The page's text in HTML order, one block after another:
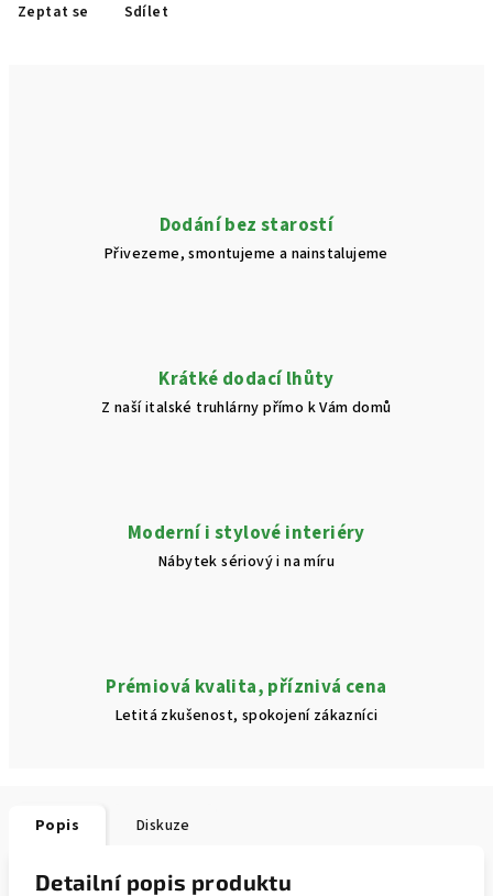
Zeptat se Sdílet
Dodání bez starostí
Přivezeme, smontujeme a nainstalujeme
Krátké dodací lhůty
Z naší italské truhlárny přímo k Vám domů
Moderní i stylové interiéry
Nábytek sériový i na míru
Prémiová kvalita, příznivá cena
Letitá zkušenost, spokojení zákazníci
Popis Diskuze
Detailní popis produktu